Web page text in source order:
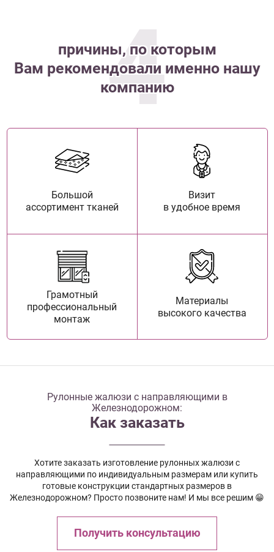
4
причины, по которым
Вам рекомендовали именно нашу
компанию
Большой
ассортимент тканей
Визит
в удобное время
Грамотный
профессиональный
монтаж
Материалы
высокого качества
Рулонные жалюзи с направляющими в
Железнодорожном:
Как заказать
Хотите заказать изготовление рулонных жалюзи с
направляющими по индивидуальным размерам или купить
готовые конструкции стандартных размеров в
Железнодорожном? Просто позвоните нам! И мы все решим 😁
Получить консультацию